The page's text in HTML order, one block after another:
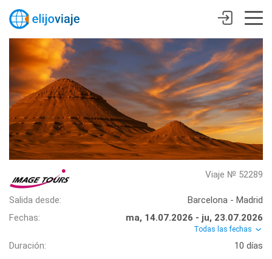
Viaje № 52289
Salida desde:
Barcelona - Madrid
Fechas:
ma, 14.07.2026 - ju, 23.07.2026
Todas las fechas
Duración:
10 días